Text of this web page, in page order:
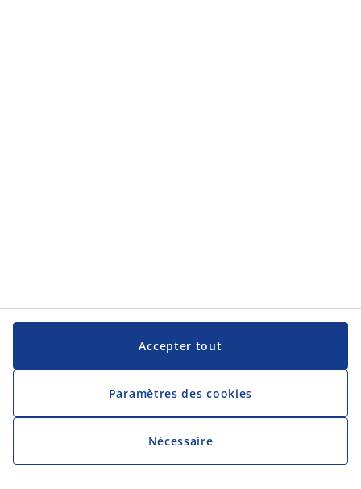
Accepter tout
Paramètres des cookies
Nécessaire